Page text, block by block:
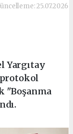
25.07.2026
Yargıtay
protokol
"Boşanma